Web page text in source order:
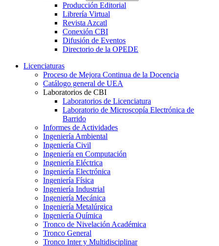
Producción Editorial
Librería Virtual
Revista Azcatl
Conexión CBI
Difusión de Eventos
Directorio de la OPEDE
Licenciaturas
Proceso de Mejora Continua de la Docencia
Catálogo general de UEA
Laboratorios de CBI
Laboratorios de Licenciatura
Laboratorio de Microscopía Electrónica de
Barrido
Informes de Actividades
Ingeniería Ambiental
Ingeniería Civil
Ingeniería en Computación
Ingeniería Eléctrica
Ingeniería Electrónica
Ingeniería Física
Ingeniería Industrial
Ingeniería Mecánica
Ingeniería Metalúrgica
Ingeniería Química
Tronco de Nivelación Académica
Tronco General
Tronco Inter y Multidisciplinar